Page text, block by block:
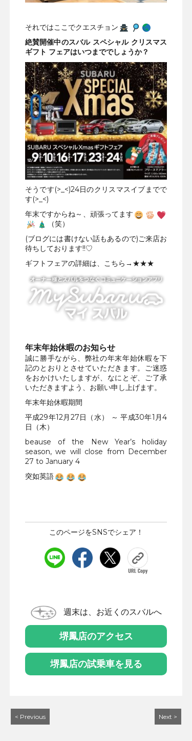
それではここでクエスチョン
絶賛開催中のスバル スペシャル クリスマス
ギフト フェアはいつまででしょうか？
そうです(>_<)24日のクリスマスイブまでで
す(>_<)
年末ですからね～、頑張ってます
（笑）
(ブログには書けない話もあるので)ご来店お
待ちしております!!♡
ギフトフェアの詳細は、こちら→ ★★★
年末年始休暇のお知らせ
誠に勝手ながら、弊社の年末年始休暇を下
記のとおりとさせていただきます。ご迷惑
をおかけいたしますが、なにとぞ、ご了承
いただきますよう、お願い申し上げます。
年末年始休暇期間
平成29年12月27日（水） ～ 平成30年1月4
日（木）
beause of the New Year’s holiday
season, we will close from December
27 to January 4
突如英語
このページをSNSでシェア！
週末は、お近くのスバルへ
堺鳳店のアクセス
堺鳳店の試乗車を見る
< Previous Next >